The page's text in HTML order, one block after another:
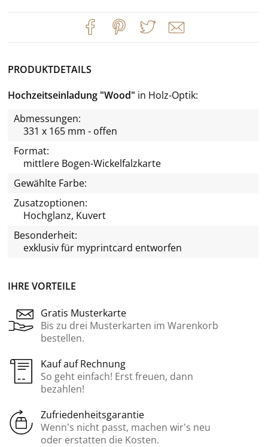
IHRE VORTEILE
Gratis Musterkarte
Bis zu drei Musterkarten im Warenkorb
bestellen.
Kauf auf Rechnung
So geht einfach! Erst freuen, dann
bezahlen!
Zufriedenheitsgarantie
Wenn’s nicht passt, machen wir’s neu
oder erstatten die Kosten.
PRODUKTDETAILS
Hochzeitseinladung "Wood" in Holz-Optik
Abmessungen:
331 x 165 mm - offen
Format:
mittlere Bogen-Wickelfalzkarte
Gewählte Farbe:
Zusatzoptionen:
Hochglanz, Kuvert
Besonderheit:
exklusiv für myprintcard entworfen